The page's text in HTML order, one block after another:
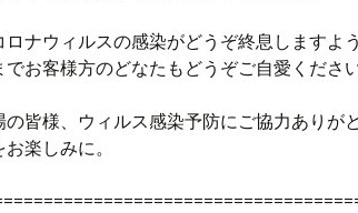
ロナウィルスの感染がどうぞ終息しますよう
でお客様方のどなたもどうぞご自愛ください
の皆様、ウィルス感染予防にご協力ありが
楽しみに。